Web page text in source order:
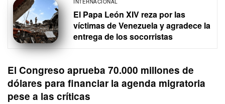
INTERNACIONAL
El Papa León XIV reza por las
víctimas de Venezuela y agradece la
entrega de los socorristas
El Congreso aprueba 70.000 millones de
dólares para financiar la agenda migratoria
pese a las críticas